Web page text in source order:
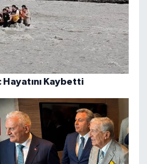
Hayatını Kaybetti